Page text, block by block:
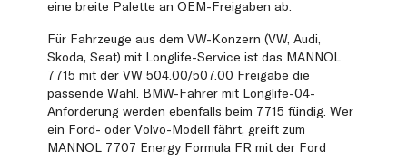
eine breite Palette an OEM-Freigaben ab.
Für Fahrzeuge aus dem VW-Konzern (VW, Audi,
Skoda, Seat) mit Longlife-Service ist das MANNOL
7715 mit der VW 504.00/507.00 Freigabe die
passende Wahl. BMW-Fahrer mit Longlife-04-
Anforderung werden ebenfalls beim 7715 fündig. Wer
ein Ford- oder Volvo-Modell fährt, greift zum
MANNOL 7707 Energy Formula FR mit der Ford